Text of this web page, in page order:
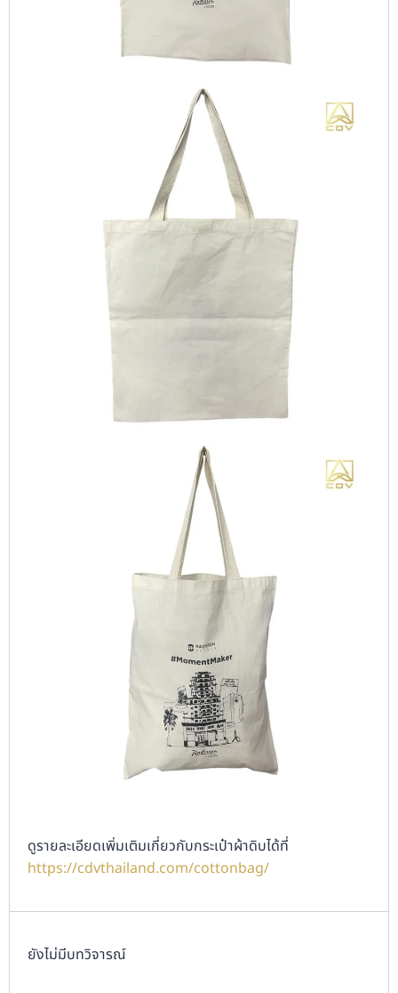
ดูรายละเอียดเพิ่มเติมเกี่ยวกับกระเป๋าผ้าดิบได้ที่
https://cdvthailand.com/cottonbag/
ยังไม่มีบทวิจารณ์